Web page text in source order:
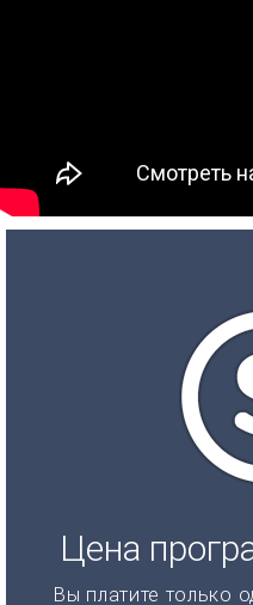
Цена
Вы платите только